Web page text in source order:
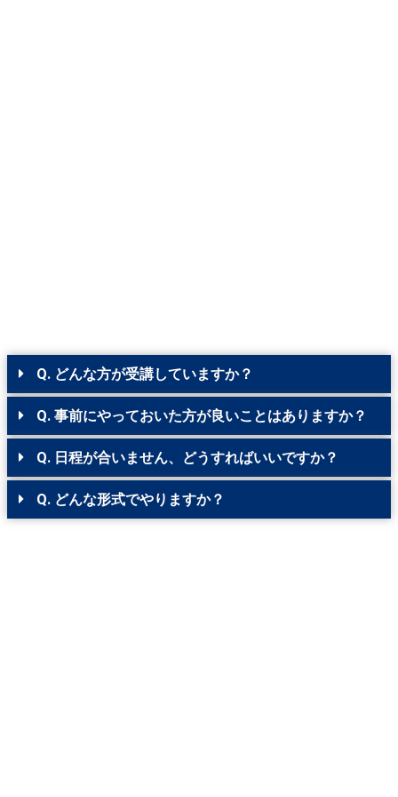
Q. どんな方が受講していますか？
Q. 事前にやっておいた方が良いことはありますか？
Q. 日程が合いません、どうすればいいですか？
Q. どんな形式でやりますか？